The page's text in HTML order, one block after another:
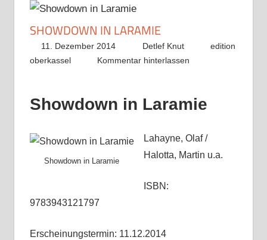
SHOWDOWN IN LARAMIE
11. Dezember 2014 Detlef Knut
edition
oberkassel
Kommentar hinterlassen
Showdown in Laramie
Showdown in Laramie
Lahayne, Olaf /
Halotta, Martin u.a.
ISBN:
9783943121797
Erscheinungstermin: 11.12.2014